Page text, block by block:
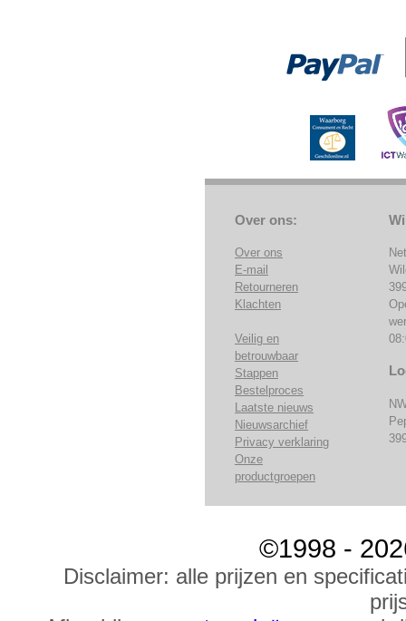
Over ons:
Over ons
E-mail
Retourneren
Klachten
Veilig en
betrouwbaar
Stappen
Bestelproces
Laatste nieuws
Nieuwsarchief
Privacy verklaring
Onze
productgroepen
©1998 -
Disclaimer: alle prijzen en